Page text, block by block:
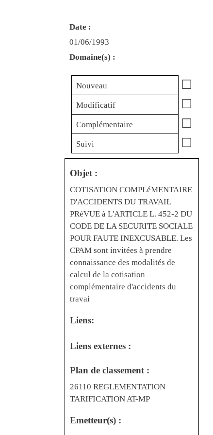
Date :
01/06/1993
Domaine(s) :
Nouveau ☐
Modificatif ☐
Complémentaire ☐
Suivi ☐
Objet :
COTISATION COMPLéMENTAIRE
D'ACCIDENTS DU TRAVAIL
PRéVUE à L'ARTICLE L. 452-2 DU
CODE DE LA SECURITE SOCIALE
POUR FAUTE INEXCUSABLE. Les
CPAM sont invitées à prendre
connaissance des modalités de
calcul de la cotisation
complémentaire d'accidents du
travai
Liens:
Liens externes :
Plan de classement :
26110 REGLEMENTATION
TARIFICATION AT-MP
Emetteur(s) :